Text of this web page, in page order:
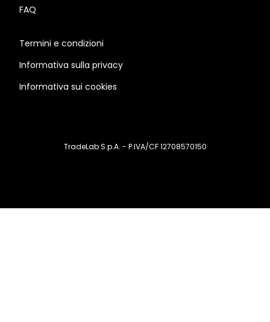
FAQ
Termini e condizioni
Informativa sulla privacy
Informativa sui cookies
TradeLab S.p.A. - P.IVA/CF 12708570150